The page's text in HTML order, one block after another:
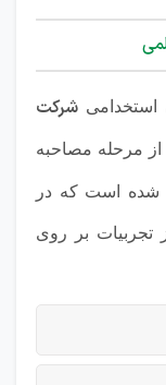
استخدامی شرکت
از مرحله مصاحبه
شده است که در
تجربیات بر روی